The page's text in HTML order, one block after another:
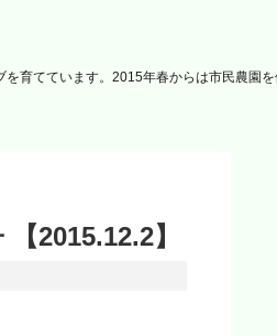
育てています。2015年春からは市民農園
2015.12.2】